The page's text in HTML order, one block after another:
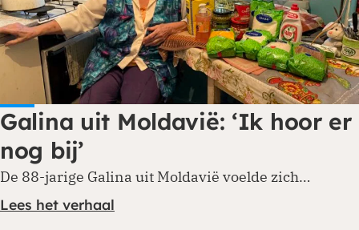
Galina uit Moldavië: ‘Ik hoor er
nog bij’
De 88-jarige Galina uit Moldavië voelde zich…
Lees het verhaal